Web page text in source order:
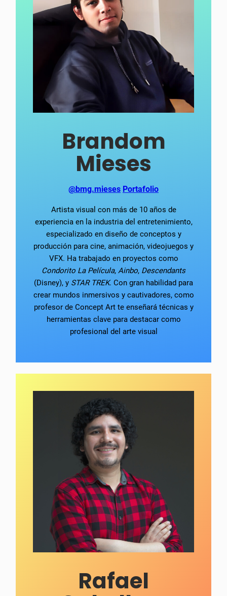
Brandom
Mieses
@bmg.mieses Portafolio
Artista visual con más de 10 años de
experiencia en la industria del entretenimiento,
especializado en diseño de conceptos y
producción para cine, animación, videojuegos y
VFX. Ha trabajado en proyectos como
Condorito La Película, Ainbo, Descendants
(Disney), y STAR TREK. Con gran habilidad para
crear mundos inmersivos y cautivadores, como
profesor de Concept Art te enseñará técnicas y
herramientas clave para destacar como
profesional del arte visual
Rafael